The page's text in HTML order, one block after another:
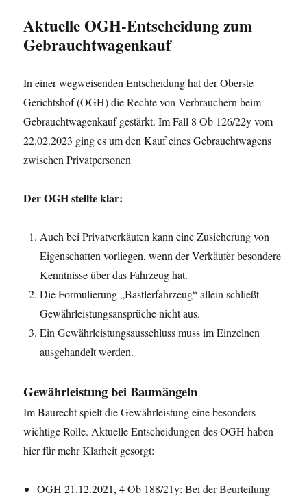
Aktuelle OGH-Entscheidung zum
Gebrauchtwagenkauf
In einer wegweisenden Entscheidung hat der Oberste
Gerichtshof (OGH) die Rechte von Verbrauchern beim
Gebrauchtwagenkauf gestärkt. Im Fall 8 Ob 126/22y vom
22.02.2023 ging es um den Kauf eines Gebrauchtwagens
zwischen Privatpersonen
Der OGH stellte klar:
Auch bei Privatverkäufen kann eine Zusicherung von
Eigenschaften vorliegen, wenn der Verkäufer besondere
Kenntnisse über das Fahrzeug hat.
Die Formulierung „Bastlerfahrzeug“ allein schließt
Gewährleistungsansprüche nicht aus.
Ein Gewährleistungsausschluss muss im Einzelnen
ausgehandelt werden.
Gewährleistung bei Baumängeln
Im Baurecht spielt die Gewährleistung eine besonders
wichtige Rolle. Aktuelle Entscheidungen des OGH haben
hier für mehr Klarheit gesorgt:
OGH 21.12.2021, 4 Ob 188/21y: Bei der Beurteilung